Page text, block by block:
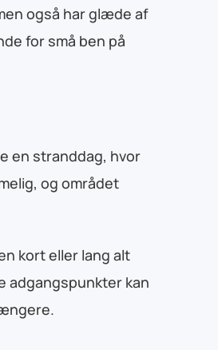
også har glæde af
for små ben på
en stranddag, hvor
og området
kort eller lang alt
adgangspunkter kan